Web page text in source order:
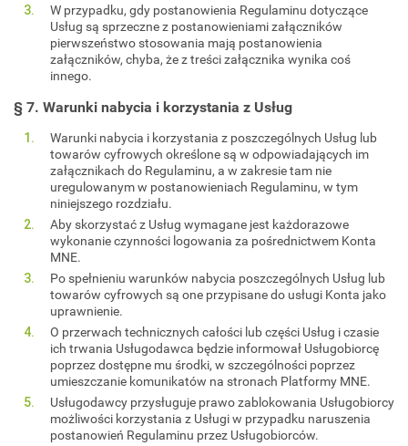
W przypadku, gdy postanowienia Regulaminu dotyczące
Usług są sprzeczne z postanowieniami załączników
pierwszeństwo stosowania mają postanowienia
załączników, chyba, że z treści załącznika wynika coś
innego.
§ 7. Warunki nabycia i korzystania z Usług
Warunki nabycia i korzystania z poszczególnych Usług lub
towarów cyfrowych określone są w odpowiadających im
załącznikach do Regulaminu, a w zakresie tam nie
uregulowanym w postanowieniach Regulaminu, w tym
niniejszego rozdziału.
Aby skorzystać z Usług wymagane jest każdorazowe
wykonanie czynności logowania za pośrednictwem Konta
MNE.
Po spełnieniu warunków nabycia poszczególnych Usług lub
towarów cyfrowych są one przypisane do usługi Konta jako
uprawnienie.
O przerwach technicznych całości lub części Usług i czasie
ich trwania Usługodawca będzie informował Usługobiorcę
poprzez dostępne mu środki, w szczególności poprzez
umieszczanie komunikatów na stronach Platformy MNE.
Usługodawcy przysługuje prawo zablokowania Usługobiorcy
możliwości korzystania z Usługi w przypadku naruszenia
postanowień Regulaminu przez Usługobiorców.